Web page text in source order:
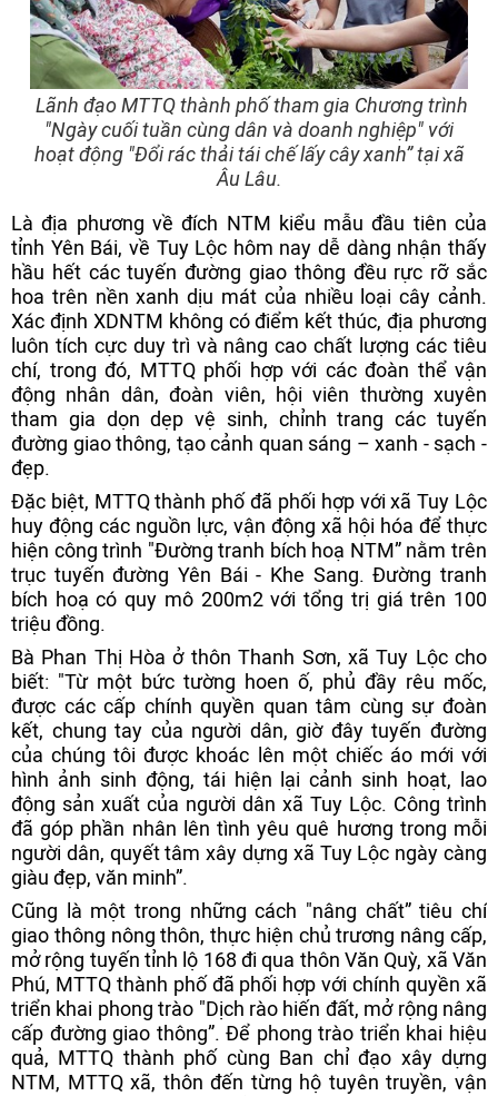
Lãnh đạo MTTQ thành phố tham gia Chương trình
"Ngày cuối tuần cùng dân và doanh nghiệp" với
hoạt động "Đổi rác thải tái chế lấy cây xanh” tại xã
Âu Lâu.
Là địa phương về đích NTM kiểu mẫu đầu tiên của
tỉnh Yên Bái, về Tuy Lộc hôm nay dễ dàng nhận thấy
hầu hết các tuyến đường giao thông đều rực rỡ sắc
hoa trên nền xanh dịu mát của nhiều loại cây cảnh.
Xác định XDNTM không có điểm kết thúc, địa phương
luôn tích cực duy trì và nâng cao chất lượng các tiêu
chí, trong đó, MTTQ phối hợp với các đoàn thể vận
động nhân dân, đoàn viên, hội viên thường xuyên
tham gia dọn dẹp vệ sinh, chỉnh trang các tuyến
đường giao thông, tạo cảnh quan sáng – xanh - sạch -
đẹp.
Đặc biệt, MTTQ thành phố đã phối hợp với xã Tuy Lộc
huy động các nguồn lực, vận động xã hội hóa để thực
hiện công trình "Đường tranh bích hoạ NTM” nằm trên
trục tuyến đường Yên Bái - Khe Sang. Đường tranh
bích hoạ có quy mô 200m2 với tổng trị giá trên 100
triệu đồng.
Bà Phan Thị Hòa ở thôn Thanh Sơn, xã Tuy Lộc cho
biết: "Từ một bức tường hoen ố, phủ đầy rêu mốc,
được các cấp chính quyền quan tâm cùng sự đoàn
kết, chung tay của người dân, giờ đây tuyến đường
của chúng tôi được khoác lên một chiếc áo mới với
hình ảnh sinh động, tái hiện lại cảnh sinh hoạt, lao
động sản xuất của người dân xã Tuy Lộc. Công trình
đã góp phần nhân lên tình yêu quê hương trong mỗi
người dân, quyết tâm xây dựng xã Tuy Lộc ngày càng
giàu đẹp, văn minh”.
Cũng là một trong những cách "nâng chất” tiêu chí
giao thông nông thôn, thực hiện chủ trương nâng cấp,
mở rộng tuyến tỉnh lộ 168 đi qua thôn Văn Quỳ, xã Văn
Phú, MTTQ thành phố đã phối hợp với chính quyền xã
triển khai phong trào "Dịch rào hiến đất, mở rộng nâng
cấp đường giao thông”. Để phong trào triển khai hiệu
quả, MTTQ thành phố cùng Ban chỉ đạo xây dựng
NTM, MTTQ xã, thôn đến từng hộ tuyên truyền, vận